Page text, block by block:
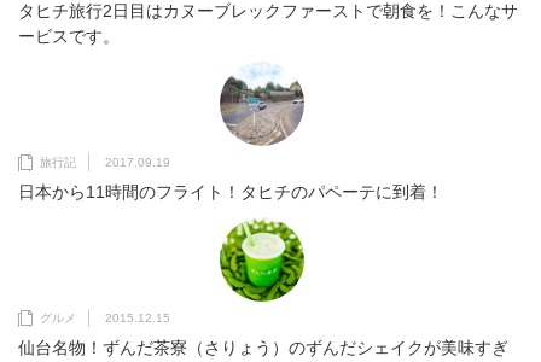
タヒチ旅行2日目はカヌーブレックファーストで朝食を！こんなサ
ービスです。
旅行記 2017.09.19
日本から11時間のフライト！タヒチのパペーテに到着！
グルメ 2015.12.15
仙台名物！ずんだ茶寮（さりょう）のずんだシェイクが美味すぎ